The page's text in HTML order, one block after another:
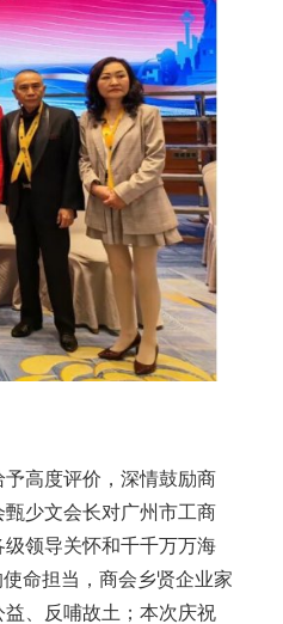
高度评价，深情鼓励商
少文会长对广州市工商
领导关怀和千千万万海
命担当，商会乡贤企业家
、反哺故土；本次庆祝